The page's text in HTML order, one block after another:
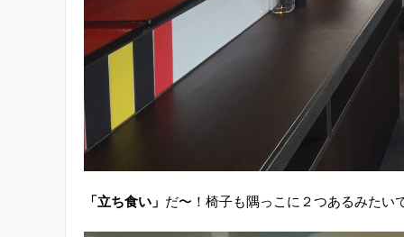
「立ち食い」 だ〜！椅子も隅っこに２つあるみたい